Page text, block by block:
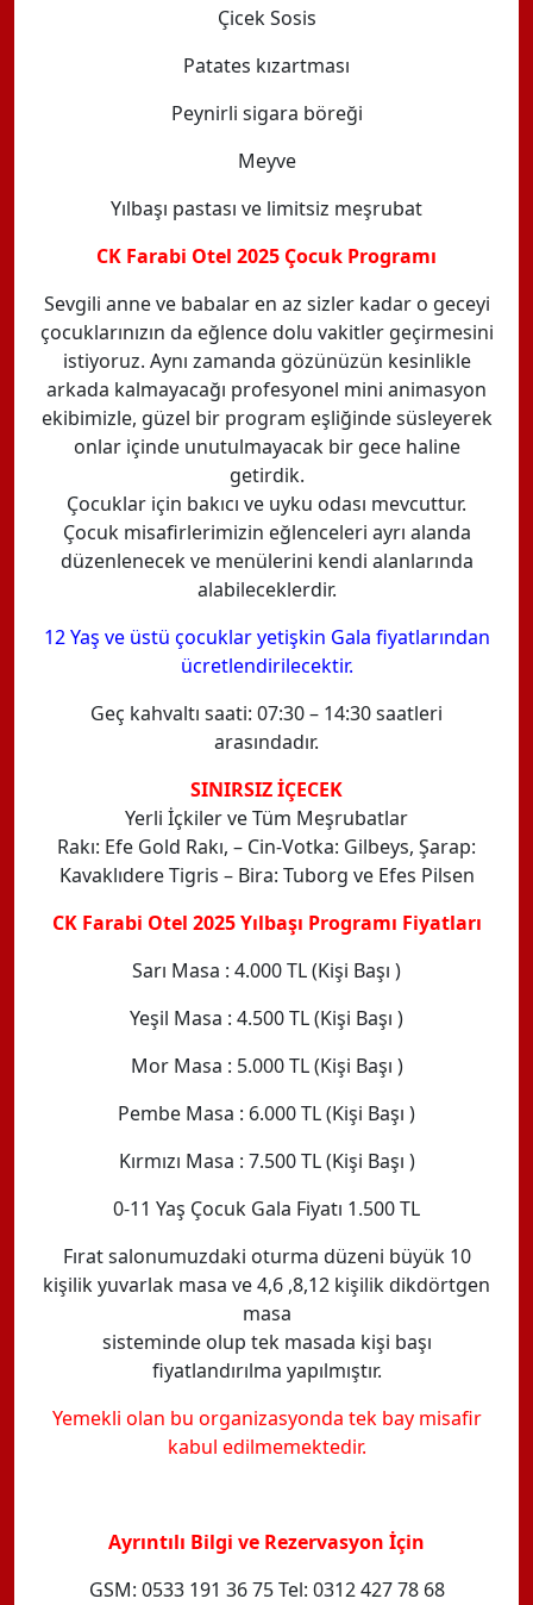
Çicek Sosis
Patates kızartması
Peynirli sigara böreği
Meyve
Yılbaşı pastası ve limitsiz meşrubat
CK Farabi Otel 2025 Çocuk Programı
Sevgili anne ve babalar en az sizler kadar o geceyi
çocuklarınızın da eğlence dolu vakitler geçirmesini
istiyoruz. Aynı zamanda gözünüzün kesinlikle
arkada kalmayacağı profesyonel mini animasyon
ekibimizle, güzel bir program eşliğinde süsleyerek
onlar içinde unutulmayacak bir gece haline
getirdik.
Çocuklar için bakıcı ve uyku odası mevcuttur.
Çocuk misafirlerimizin eğlenceleri ayrı alanda
düzenlenecek ve menülerini kendi alanlarında
alabileceklerdir.
12 Yaş ve üstü çocuklar yetişkin Gala fiyatlarından
ücretlendirilecektir.
Geç kahvaltı saati: 07:30 – 14:30 saatleri
arasındadır.
SINIRSIZ İÇECEK
Yerli İçkiler ve Tüm Meşrubatlar
Rakı: Efe Gold Rakı, – Cin-Votka: Gilbeys, Şarap:
Kavaklıdere Tigris – Bira: Tuborg ve Efes Pilsen
CK Farabi Otel 2025 Yılbaşı Programı Fiyatları
Sarı Masa : 4.000 TL (Kişi Başı )
Yeşil Masa : 4.500 TL (Kişi Başı )
Mor Masa : 5.000 TL (Kişi Başı )
Pembe Masa : 6.000 TL (Kişi Başı )
Kırmızı Masa : 7.500 TL (Kişi Başı )
0-11 Yaş Çocuk Gala Fiyatı 1.500 TL
Fırat salonumuzdaki oturma düzeni büyük 10
kişilik yuvarlak masa ve 4,6 ,8,12 kişilik dikdörtgen
masa
sisteminde olup tek masada kişi başı
fiyatlandırılma yapılmıştır.
Yemekli olan bu organizasyonda tek bay misafir
kabul edilmemektedir.
Ayrıntılı Bilgi ve Rezervasyon İçin
GSM: 0533 191 36 75 Tel: 0312 427 78 68